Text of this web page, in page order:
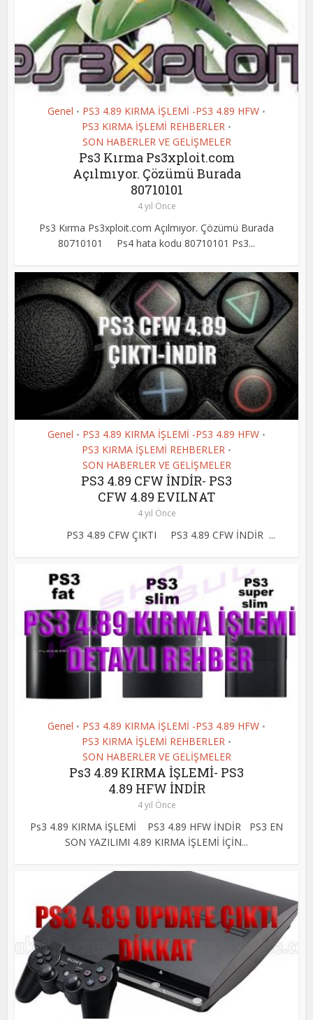
Genel • PS3 4.89 KIRMA İŞLEMİ -PS3 4.89 HFW •
PS3 KIRMA İŞLEMİ REHBERLER •
SON HABERLER VE GELİŞMELER
Ps3 Kırma Ps3xploit.com
Açılmıyor. Çözümü Burada
80710101
4 yıl Önce
Ps3 Kırma Ps3xploit.com Açılmıyor. Çözümü Burada
80710101 Ps4 hata kodu 80710101 Ps3...
Genel • PS3 4.89 KIRMA İŞLEMİ -PS3 4.89 HFW •
PS3 KIRMA İŞLEMİ REHBERLER •
SON HABERLER VE GELİŞMELER
PS3 4.89 CFW İNDİR- PS3
CFW 4.89 EVILNAT
4 yıl Önce
PS3 4.89 CFW ÇIKTI PS3 4.89 CFW İNDİR ...
Genel • PS3 4.89 KIRMA İŞLEMİ -PS3 4.89 HFW •
PS3 KIRMA İŞLEMİ REHBERLER •
SON HABERLER VE GELİŞMELER
Ps3 4.89 KIRMA İŞLEMİ- PS3
4.89 HFW İNDİR
4 yıl Önce
Ps3 4.89 KIRMA İŞLEMİ PS3 4.89 HFW İNDİR PS3 EN
SON YAZILIMI 4.89 KIRMA İŞLEMİ İÇİN...